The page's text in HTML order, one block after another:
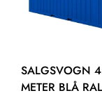
SALGSVOGN
METER BLÅ